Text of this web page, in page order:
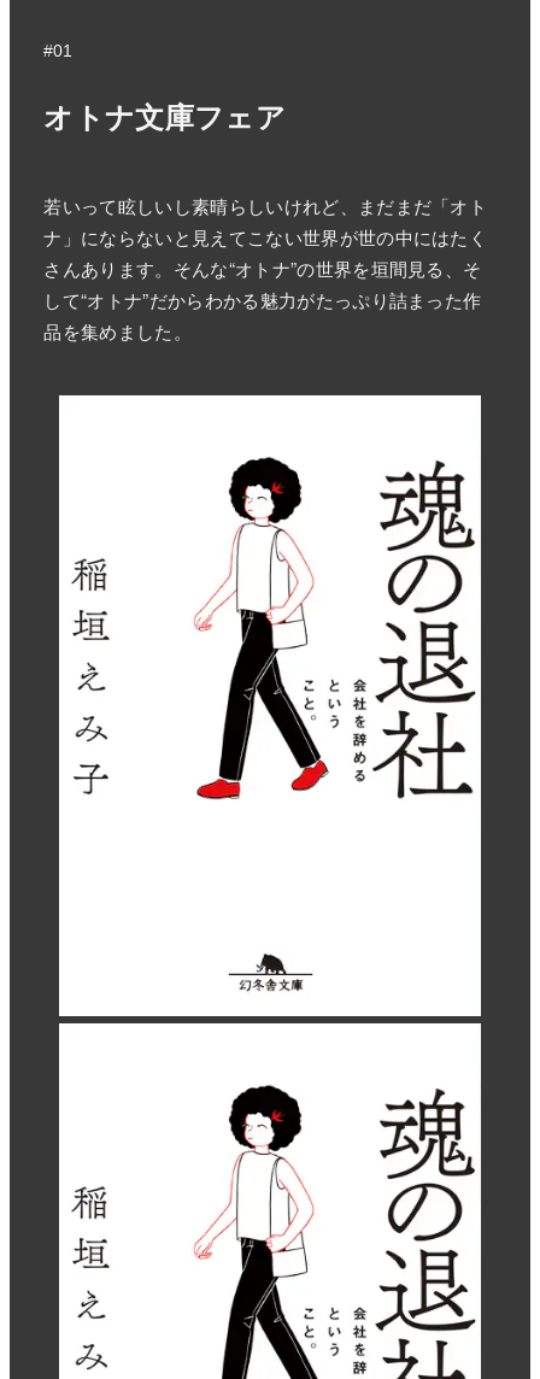
#01
オトナ文庫フェア
若いって眩しいし素晴らしいけれど、まだまだ「オト
ナ」にならないと見えてこない世界が世の中にはたく
さんあります。そんな“オトナ”の世界を垣間見る、そ
して“オトナ”だからわかる魅力がたっぷり詰まった作
品を集めました。